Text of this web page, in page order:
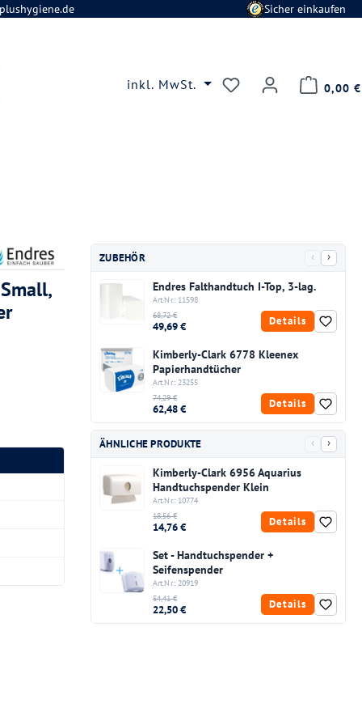
Sicher einkaufen
inkl. MwSt. Du hast 0 0,00 €
ZUBEHÖR ‹ ›
Endres Falthandtuch I-Top, 3-lag.
Art.Nr.: 11598
68,72 €
49,69 € Details
Kimberly-Clark 6778 Kleenex
Papierhandtücher
Art.Nr.: 23255
74,29 €
62,48 € Details
ÄHNLICHE PRODUKTE ‹ ›
Kimberly-Clark 6956 Aquarius
Handtuchspender Klein
Art.Nr.: 10774
18,56 €
14,76 € Details
Set - Handtuchspender +
Seifenspender
Art.Nr.: 20919
54,41 €
22,50 € Details